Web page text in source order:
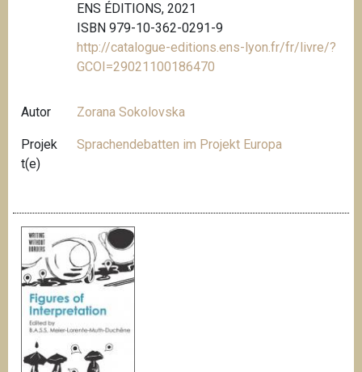
ENS ÉDITIONS, 2021
ISBN 979-10-362-0291-9
http://catalogue-editions.ens-lyon.fr/fr/livre/?
GCOI=29021100186470
Autor Zorana Sokolovska
Projek
t(e)
Sprachendebatten im Projekt Europa